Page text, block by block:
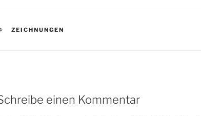
KATEGORIEN
ZEICHNUNGEN
einen Kommentar